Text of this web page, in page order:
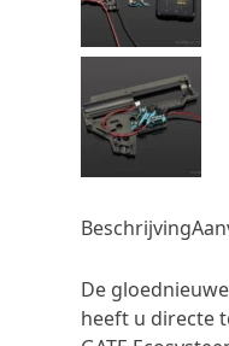
Beschrijving
De
heeft u directe